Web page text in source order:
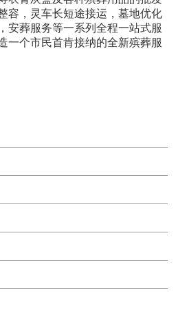
容，灵车长短途接运，墓地优化
安葬服务等一系列全程一站式服
一个市民首肯接纳的全新殡葬服